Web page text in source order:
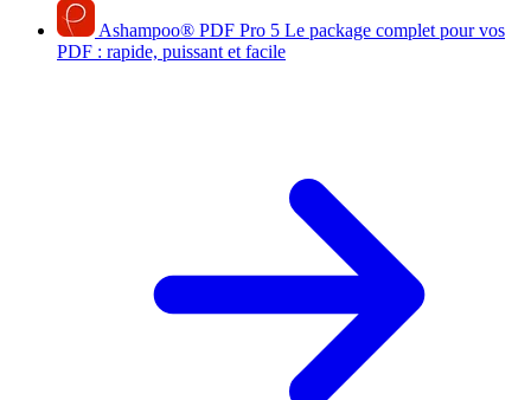
Ashampoo® PDF Pro 5 Le package complet pour vos
PDF : rapide, puissant et facile